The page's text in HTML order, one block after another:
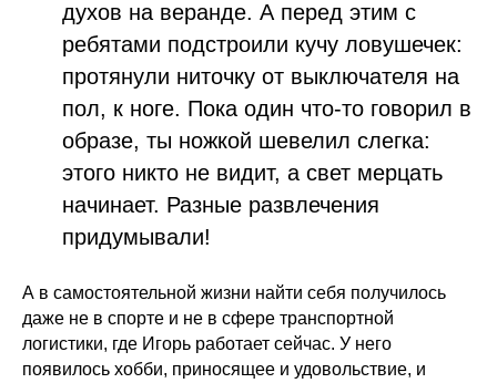
духов на веранде. А перед этим с
ребятами подстроили кучу ловушечек:
протянули ниточку от выключателя на
пол, к ноге. Пока один что-то говорил в
образе, ты ножкой шевелил слегка:
этого никто не видит, а свет мерцать
начинает. Разные развлечения
придумывали!
А в самостоятельной жизни найти себя получилось
даже не в спорте и не в сфере транспортной
логистики, где Игорь работает сейчас. У него
появилось хобби, приносящее и удовольствие, и